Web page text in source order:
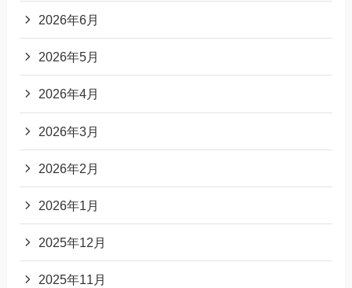
2026年6月
2026年5月
2026年4月
2026年3月
2026年2月
2026年1月
2025年12月
2025年11月